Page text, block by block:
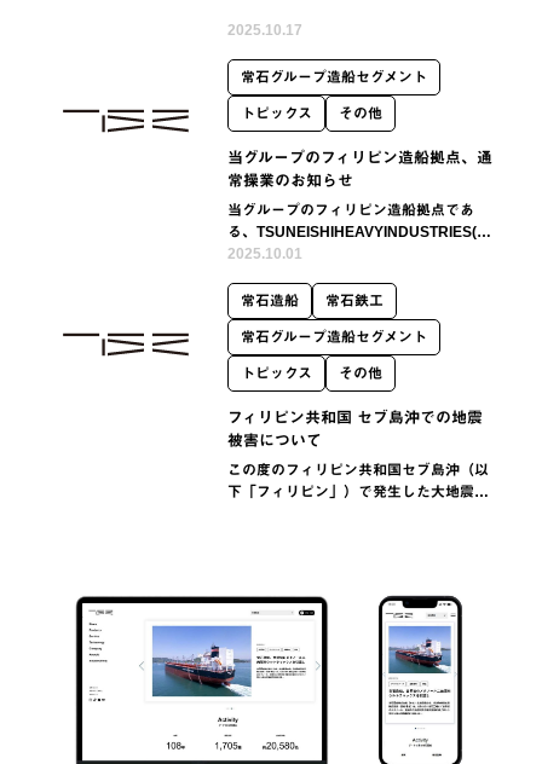
は、2026年2月1日に株式会社IHI（本
者：代表…
2025.10.17
常石グループ造船セグメント
トピックス その他
当グループのフィリピン造船拠点、通
常操業のお知らせ
当グループのフィリピン造船拠点であ
る、TSUNEISHIHEAVYINDUSTRIES(C
EBU),Inc.では、設備および安全の点検を
操業をしています。工場内の操…
2025.10.01
常石造船 常石鉄工
常石グループ造船セグメント
トピックス その他
フィリピン共和国 セブ島沖での地震
被害について
この度のフィリピン共和国セブ島沖（以
下「フィリピン」）で発生した大地震に